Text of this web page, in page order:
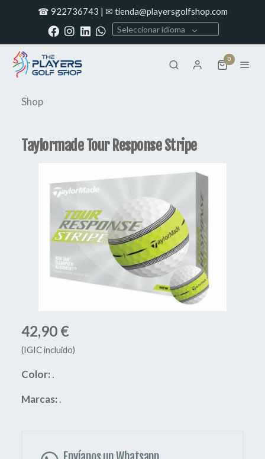
☎ 922736743 | ✉ tienda@playersgolfshop.com
Seleccionar idioma
0
Shop
Taylormade Tour Response Stripe
42,90 €
(IGIC incluido)
Color: .
Marcas: .